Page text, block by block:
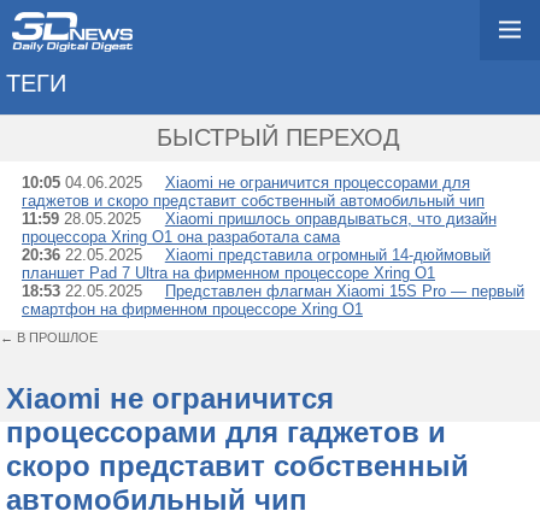
ТЕГИ
БЫСТРЫЙ ПЕРЕХОД
10:05 04.06.2025
Xiaomi не ограничится процессорами для
гаджетов и скоро представит собственный автомобильный чип
11:59 28.05.2025
Xiaomi пришлось оправдываться, что дизайн
процессора Xring O1 она разработала сама
20:36 22.05.2025
Xiaomi представила огромный 14-дюймовый
планшет Pad 7 Ultra на фирменном процессоре Xring O1
18:53 22.05.2025
Представлен флагман Xiaomi 15S Pro — первый
смартфон на фирменном процессоре Xring O1
← В ПРОШЛОЕ
Xiaomi не ограничится
процессорами для гаджетов и
скоро представит собственный
автомобильный чип